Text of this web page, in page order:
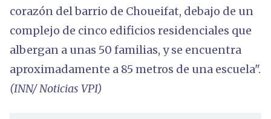
corazón del barrio de Choueifat, debajo de un
complejo de cinco edificios residenciales que
albergan a unas 50 familias, y se encuentra
aproximadamente a 85 metros de una escuela".
(INN/ Noticias VPI)